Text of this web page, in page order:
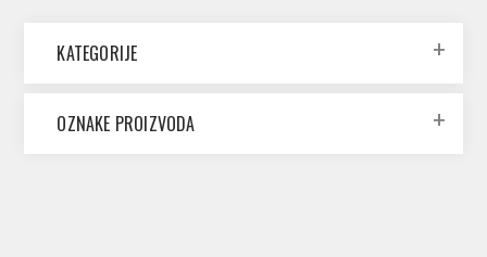
KATEGORIJE
OZNAKE PROIZVODA